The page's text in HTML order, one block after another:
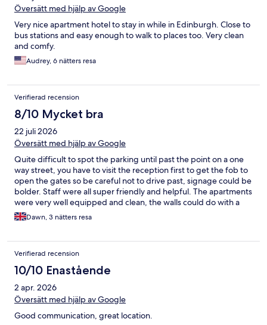
Översätt med hjälp av Google
Very nice apartment hotel to stay in while in Edinburgh. Close to
bus stations and easy enough to walk to places too. Very clean
and comfy.
Audrey, 6 nätters resa
Verifierad recension
8/10 Mycket bra
22 juli 2026
Översätt med hjälp av Google
Quite difficult to spot the parking until past the point on a one
way street, you have to visit the reception first to get the fob to
open the gates so be careful not to drive past, signage could be
bolder. Staff were all super friendly and helpful. The apartments
were very well equipped and clean, the walls could do with a
picture or two to cheer them up though. Beds and pillows were
really comfortable making for a good nights sleep. Perhaps
Dawn, 3 nätters resa
Verifierad recension
10/10 Enastående
2 apr. 2026
Översätt med hjälp av Google
Good communication, great location.